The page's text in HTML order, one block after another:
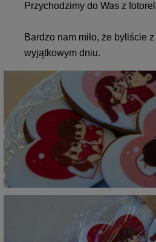
Przychodzimy do Was z
Bardzo nam miło, że byliście
wyjątkowym dniu.